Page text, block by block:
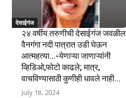
देसाईगंज
२४ वर्षीय तरुणीची देसाईगंज जवळील
वैनगंगा नदी पात्रात उडी घेऊन
आत्महत्या…-येणाऱ्या जाणाऱ्यांनी
व्हिडिओ,फोटो काढले; मात्र,
वाचविण्यासाठी कुणीही धावले नाही…
July 18, 2024